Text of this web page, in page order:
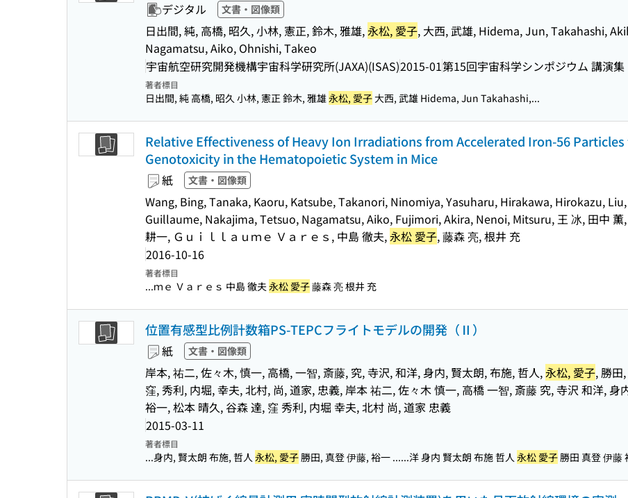
デジタル 文書・図像類
日出間, 純, 高橋, 昭久, 小林, 憲正, 鈴木, 雅雄,永松, 愛子, 大西, 武雄, Hidema, Jun, Takahashi,
Nagamatsu, Aiko, Ohnishi, Takeo
宇宙航空研究開発機構宇宙科学研究所(JAXA)(ISAS)2015-01第15回宇宙科学シンポジウム 講演集
著者標目
日出間, 純 高橋, 昭久 小林, 憲正 鈴木, 雅雄永松, 愛子 大西, 武雄 Hidema, Jun Takahashi,...
Relative Effectiveness of Heavy Ion Irradiations from Accelerated Iron-56
Genotoxicity in the Hematopoietic System in Mice
紙 文書・図像類
Wang, Bing, Tanaka, Kaoru, Katsube, Takanori, Ninomiya, Yasuharu, Hirakawa, Hirokazu,
Guillaume, Nakajima, Tetsuo, Nagamatsu, Aiko, Fujimori, Akira, Nenoi, Mitsuru, 王 冰, 田中 薫,
耕一, Ｇｕｉｌｌａｕｍｅ Ｖａｒｅｓ, 中島 徹夫,永松 愛子, 藤森 亮, 根井 充
2016-10-16
著者標目
...ｍｅ Ｖａｒｅｓ 中島 徹夫 永松 愛子藤森 亮 根井 充
位置有感型比例計数箱PS-TEPCフライトモデルの開発（Ⅱ）
紙 文書・図像類
岸本, 祐二, 佐々木, 慎一, 高橋, 一智, 斎藤, 究, 寺沢, 和洋, 身内, 賢太朗, 布施, 哲人,永松, 愛子, 勝田
窪, 秀利, 内堀, 幸夫, 北村, 尚, 道家, 忠義, 岸本 祐二, 佐々木 慎一, 高橋 一智, 斎藤 究, 寺沢 和洋, 身
裕一, 松本 晴久, 谷森 達, 窪 秀利, 内堀 幸夫, 北村 尚, 道家 忠義
2015-03-11
著者標目
...身内, 賢太朗 布施, 哲人 永松, 愛子勝田, 真登 伊藤, 裕一 ......洋 身内 賢太朗 布施 哲人 永松 愛子勝田 真登 伊藤